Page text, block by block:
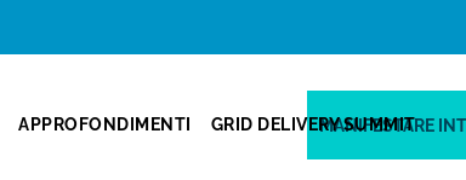
APPROFONDIMENTI GRID DELIVERY SUMMIT
MANIFESTARE